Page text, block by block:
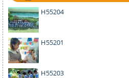
H55204
H55201
H55203